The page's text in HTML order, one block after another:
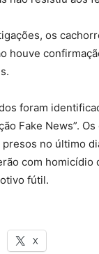
os
houve
foram
Fake News”.
no último
com homicídio
fútil.
X